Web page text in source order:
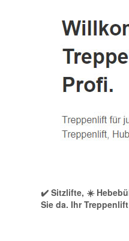
✔️ Sitzlifte, ☀️
Sie da. Ihr